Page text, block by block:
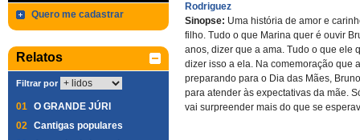
Quero me cadastrar
Relatos
Filtrar por
01 O GRANDE JÚRI
02 Cantigas populares
Rodriguez
Sinopse: Uma história de amor e
filho. Tudo o que Marina quer é ouvir
anos, dizer que a ama. Tudo o que ele
dizer isso a ela. Na comemoração que
preparando para o Dia das Mães,
para atender às expectativas da mãe.
vai surpreender mais do que se